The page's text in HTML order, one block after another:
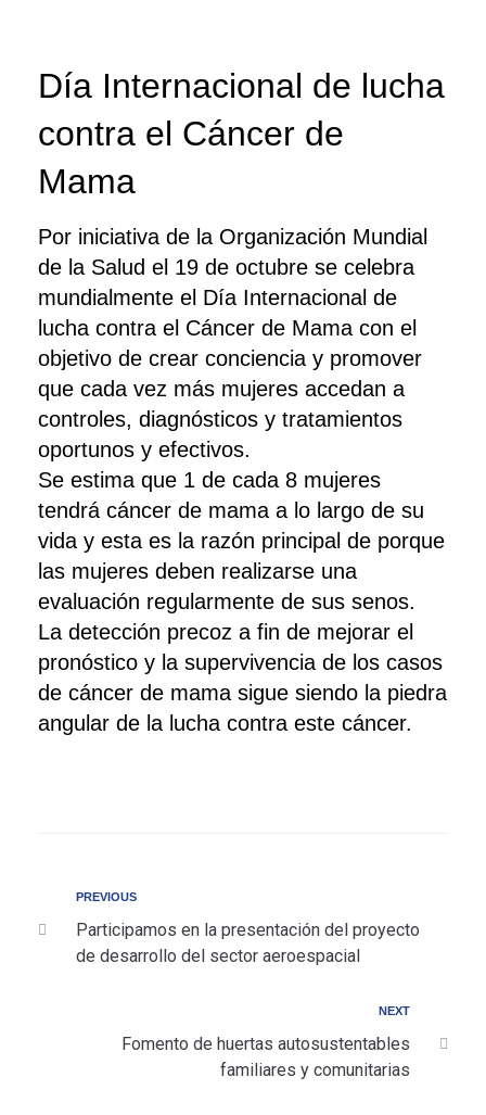
Día Internacional de lucha
contra el Cáncer de
Mama
Por iniciativa de la Organización Mundial
de la Salud el 19 de octubre se celebra
mundialmente el Día Internacional de
lucha contra el Cáncer de Mama con el
objetivo de crear conciencia y promover
que cada vez más mujeres accedan a
controles, diagnósticos y tratamientos
oportunos y efectivos.
Se estima que 1 de cada 8 mujeres
tendrá cáncer de mama a lo largo de su
vida y esta es la razón principal de porque
las mujeres deben realizarse una
evaluación regularmente de sus senos.
La detección precoz a fin de mejorar el
pronóstico y la supervivencia de los casos
de cáncer de mama sigue siendo la piedra
angular de la lucha contra este cáncer.
PREVIOUS
Participamos en la presentación del proyecto
de desarrollo del sector aeroespacial
NEXT
Fomento de huertas autosustentables
familiares y comunitarias